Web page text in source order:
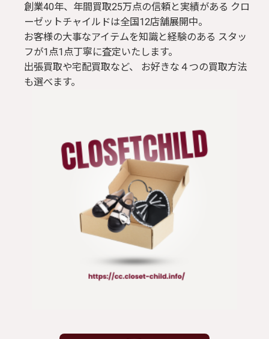
創業40年、年間買取25万点の信頼と実績がある クロ
ーゼットチャイルドは全国12店舗展開中。
お客様の大事なアイテムを知識と経験のある スタッ
フが1点1点丁寧に査定いたします。
出張買取や宅配買取など、 お好きな４つの買取方法
も選べます。